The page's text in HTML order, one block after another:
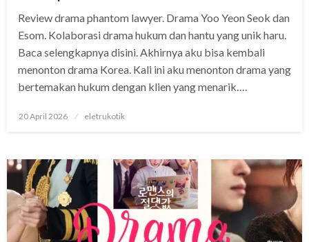
Review drama phantom lawyer. Drama Yoo Yeon Seok dan
Esom. Kolaborasi drama hukum dan hantu yang unik haru.
Baca selengkapnya disini. Akhirnya aku bisa kembali
menonton drama Korea. Kali ini aku menonton drama yang
bertemakan hukum dengan klien yang menarik….
Posted
20 April 2026 eletrukotik